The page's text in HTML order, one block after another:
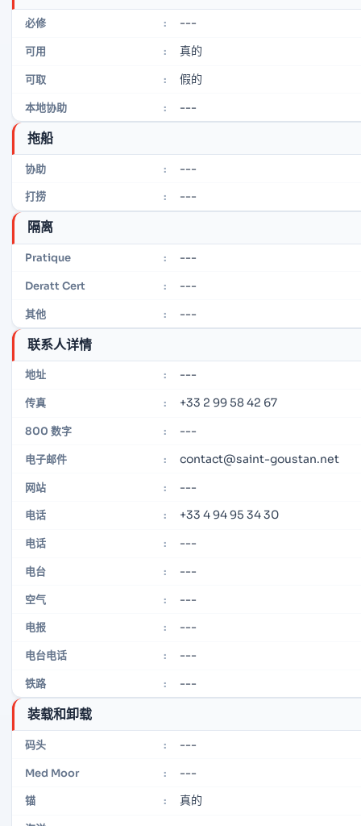
必修 : ---
可用 : 真的
可取 : 假的
本地协助 : ---
拖船
协助 : ---
打捞 : ---
隔离
Pratique : ---
Deratt Cert : ---
其他 : ---
联系人详情
地址 : ---
传真 : +33 2 99 58 42 67
800 数字 : ---
电子邮件 : contact@saint-goustan.net
网站 : ---
电话 : +33 4 94 95 34 30
电话 : ---
电台 : ---
空气 : ---
电报 : ---
电台电话 : ---
铁路 : ---
装载和卸载
码头 : ---
Med Moor : ---
锚 : 真的